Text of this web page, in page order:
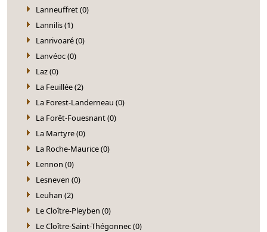
Lanneuffret (0)
Lannilis (1)
Lanrivoaré (0)
Lanvéoc (0)
Laz (0)
La Feuillée (2)
La Forest-Landerneau (0)
La Forêt-Fouesnant (0)
La Martyre (0)
La Roche-Maurice (0)
Lennon (0)
Lesneven (0)
Leuhan (2)
Le Cloître-Pleyben (0)
Le Cloître-Saint-Thégonnec (0)